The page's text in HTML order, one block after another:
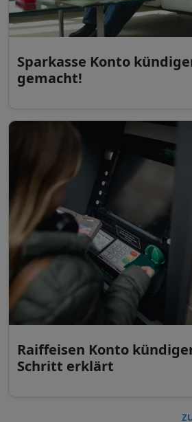
Sparkasse Konto
gemacht!
Raiffeisen Konto
Schritt erklärt